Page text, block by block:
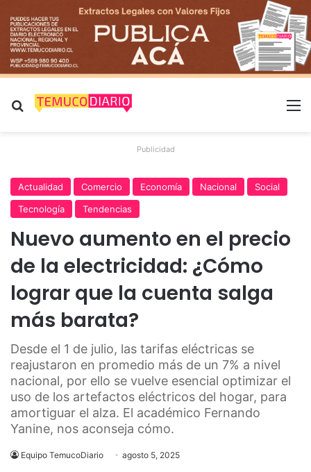
Buscar por
Publicidad
Actualidad Comercio Economía Nacional
Social
Tecnología
Tendencias
Nuevo aumento en el precio
de la electricidad: ¿Cómo
lograr que la cuenta salga
más barata?
Desde el 1 de julio, las tarifas eléctricas se
reajustaron en promedio más de un 7% a nivel
nacional, por ello se vuelve esencial optimizar el
uso de los artefactos eléctricos del hogar, para
amortiguar el alza. El académico Fernando
Yanine, nos aconseja cómo.
Equipo TemucoDiario agosto 5, 2025